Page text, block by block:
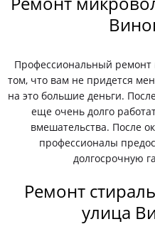
Профессиональный ремонт
том, что вам не придется
на это большие деньги.
еще очень долго
вмешательства. После
профессионалы
долгосрочную
Ремонт
улица